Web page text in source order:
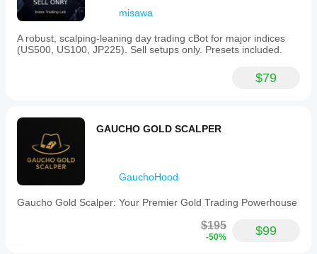
misawa
A robust, scalping-leaning day trading cBot for major indices
(US500, US100, JP225). Sell setups only. Presets included.
$79
GAUCHO GOLD SCALPER
GauchoHood
Gaucho Gold Scalper: Your Premier Gold Trading Powerhouse
$195
-50% $99